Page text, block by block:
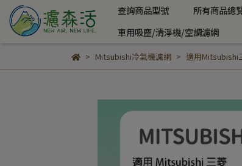
查詢商品型號 所有商品總
車用吸塵/清淨機/空調濾網
Mitsubishi冷氣機濾網 適用Mitsubishi